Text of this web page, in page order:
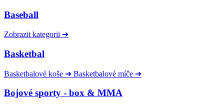
Baseball
Zobrazit kategorii ➔
Basketbal
Basketbalové koše ➔ Basketbalové míče ➔
Bojové sporty - box & MMA